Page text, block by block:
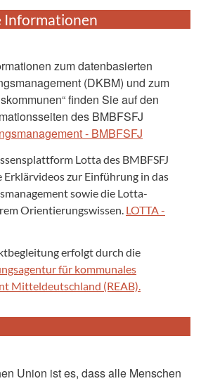
zum datenbasierten
(DKBM) und zum
finden Sie auf den
des BMBFSFJ
- BMBFSFJ
Lotta des BMBFSFJ
Erklärvideos zur Einführung in das
sowie die Lotta-
Orientierungswissen. LOTTA -
erfolgt durch die
für kommunales
Mitteldeutschland (REAB).
Union ist es, dass alle Menschen